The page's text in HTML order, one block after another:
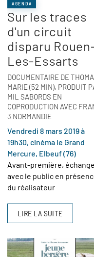
AGENDA
Sur les traces
d'un circuit
disparu
Les-Essarts
DOCUMENTAIRE DE
MARIE (52 MIN), PRODUIT
MIL SABORDS EN
COPRODUCTION AVEC
3 NORMANDIE
Vendredi 8 mars 2019 à
19h30, cinéma le Grand
Mercure, Elbeuf (76)
Avant-première, échange
avec le public en
du réalisateur
LIRE LA SUITE